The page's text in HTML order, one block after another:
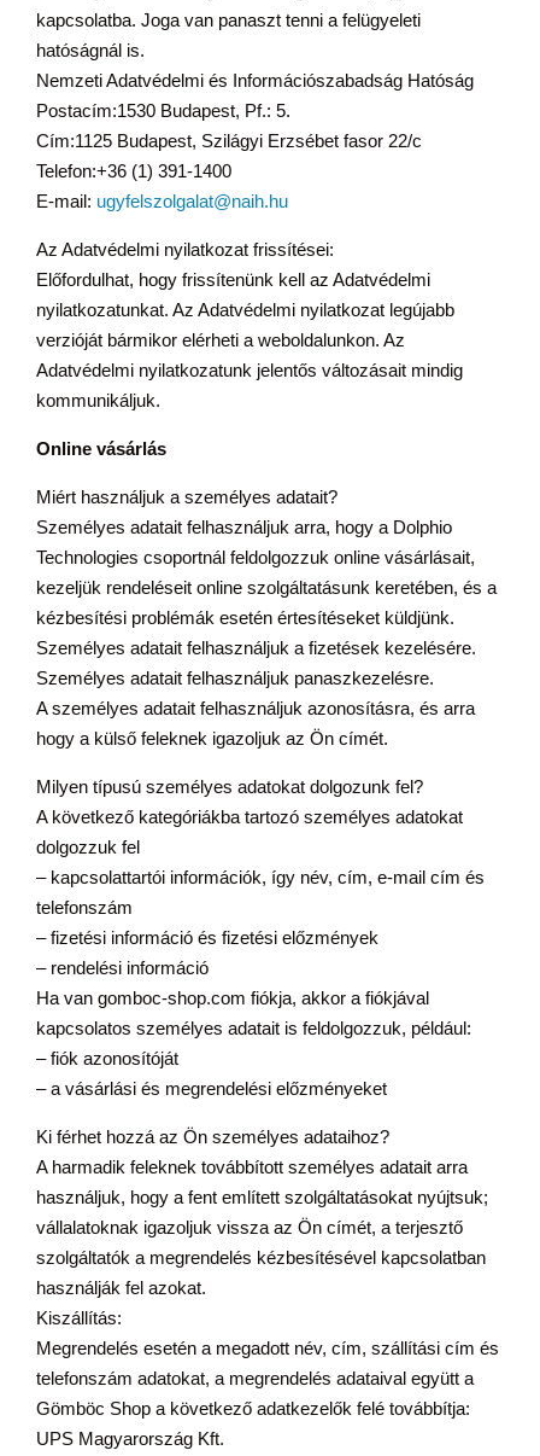
kapcsolatba. Joga van panaszt tenni a felügyeleti
hatóságnál is.
Nemzeti Adatvédelmi és Információszabadság Hatóság
Postacím:1530 Budapest, Pf.: 5.
Cím:1125 Budapest, Szilágyi Erzsébet fasor 22/c
Telefon:+36 (1) 391-1400
E-mail: ugyfelszolgalat@naih.hu
Az Adatvédelmi nyilatkozat frissítései:
Előfordulhat, hogy frissítenünk kell az Adatvédelmi
nyilatkozatunkat. Az Adatvédelmi nyilatkozat legújabb
verzióját bármikor elérheti a weboldalunkon. Az
Adatvédelmi nyilatkozatunk jelentős változásait mindig
kommunikáljuk.
Online vásárlás
Miért használjuk a személyes adatait?
Személyes adatait felhasználjuk arra, hogy a Dolphio
Technologies csoportnál feldolgozzuk online vásárlásait,
kezeljük rendeléseit online szolgáltatásunk keretében, és a
kézbesítési problémák esetén értesítéseket küldjünk.
Személyes adatait felhasználjuk a fizetések kezelésére.
Személyes adatait felhasználjuk panaszkezelésre.
A személyes adatait felhasználjuk azonosításra, és arra
hogy a külső feleknek igazoljuk az Ön címét.
Milyen típusú személyes adatokat dolgozunk fel?
A következő kategóriákba tartozó személyes adatokat
dolgozzuk fel
– kapcsolattartói információk, így név, cím, e-mail cím és
telefonszám
– fizetési információ és fizetési előzmények
– rendelési információ
Ha van gomboc-shop.com fiókja, akkor a fiókjával
kapcsolatos személyes adatait is feldolgozzuk, például:
– fiók azonosítóját
– a vásárlási és megrendelési előzményeket
Ki férhet hozzá az Ön személyes adataihoz?
A harmadik feleknek továbbított személyes adatait arra
használjuk, hogy a fent említett szolgáltatásokat nyújtsuk;
vállalatoknak igazoljuk vissza az Ön címét, a terjesztő
szolgáltatók a megrendelés kézbesítésével kapcsolatban
használják fel azokat.
Kiszállítás:
Megrendelés esetén a megadott név, cím, szállítási cím és
telefonszám adatokat, a megrendelés adataival együtt a
Gömböc Shop a következő adatkezelők felé továbbítja:
UPS Magyarország Kft.